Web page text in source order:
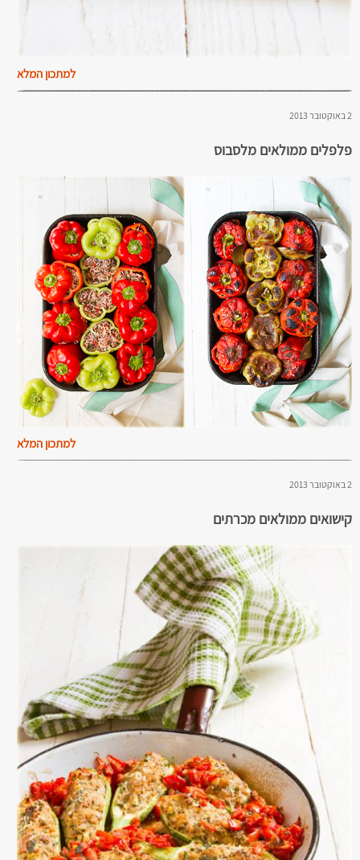
למתכון המלא
2 באוקטובר 2013
פלפלים ממולאים מלסבוס
למתכון המלא
2 באוקטובר 2013
קישואים ממולאים מכרתים